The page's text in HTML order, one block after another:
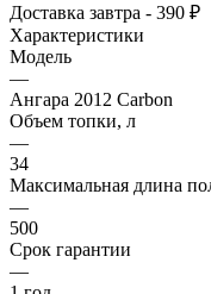
Доставка завтра - 390 ₽
Характеристики
Модель
—
Ангара 2012 Carbon
Объем топки, л
—
34
Максимальная длина
—
500
Срок гарантии
—